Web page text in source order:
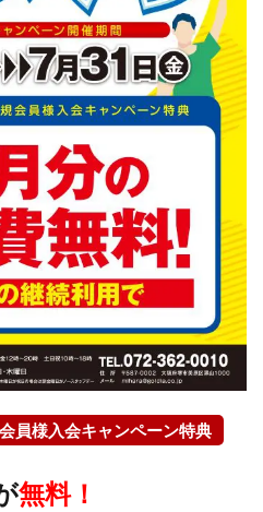
員様入会キャンペーン特典
無料！